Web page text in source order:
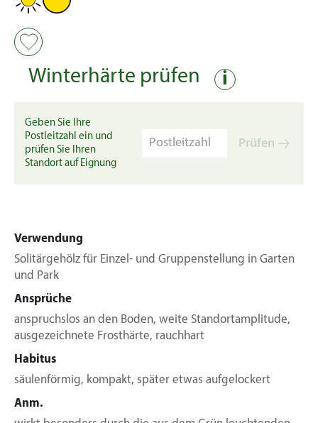
Winterhärte prüfen i
Geben Sie Ihre
Postleitzahl ein und
prüfen Sie Ihren
Standort auf Eignung
Prüfen
Verwendung
Solitärgehölz für Einzel- und Gruppenstellung in Garten
und Park
Ansprüche
anspruchslos an den Boden, weite Standortamplitude,
ausgezeichnete Frosthärte, rauchhart
Habitus
säulenförmig, kompakt, später etwas aufgelockert
Anm.